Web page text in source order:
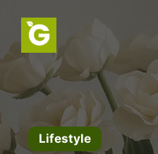
contenu
Lifestyle